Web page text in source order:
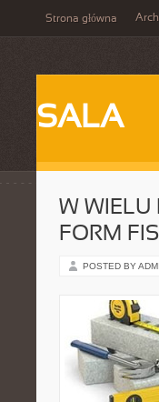
Strona główna
SALA
W WIELU
FORM
POSTED BY